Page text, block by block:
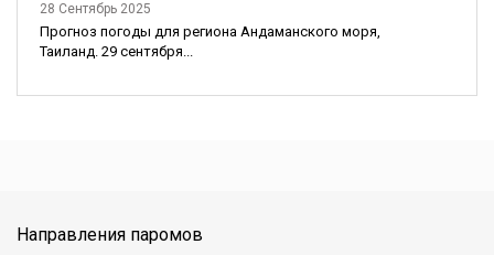
28 Сентябрь 2025
Прогноз погоды для региона Андаманского моря,
Таиланд. 29 сентября...
Направления паромов